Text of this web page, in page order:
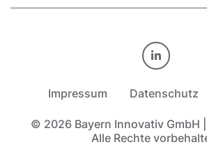
Impressum Datenschutz
© 2026 Bayern Innovativ GmbH
Alle Rechte